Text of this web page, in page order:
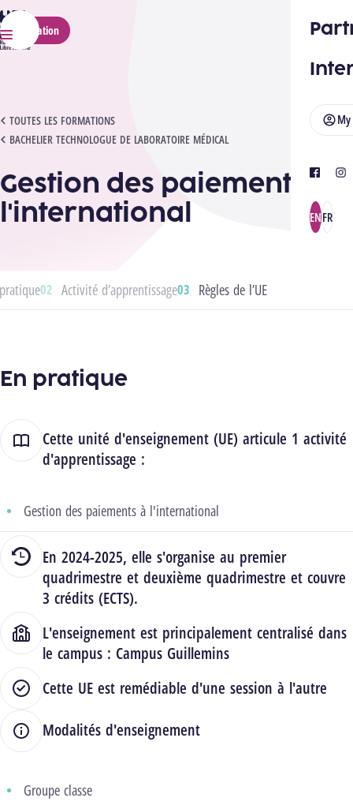
HELMo
Menu
My
facebook
ENFR
Application
TOUTES LES FORMATIONS
BACHELIER TECHNOLOGUE DE LABORATOIRE MÉDICAL
GESTION DES PAIEMENTS À L'INTERNATIONAL
Gestion des paiements à
l'international
Activité d’apprentissage Règles de l’UE
En pratique
Cette unité d'enseignement (UE) articule 1 activité
d'apprentissage :
Gestion des paiements à l'international
En 2024-2025, elle s'organise au premier
quadrimestre et deuxième quadrimestre et couvre
3 crédits (ECTS).
L'enseignement est principalement centralisé dans
le campus : Campus Guillemins
Cette UE est remédiable d'une session à l'autre
Modalités d'enseignement
Groupe classe